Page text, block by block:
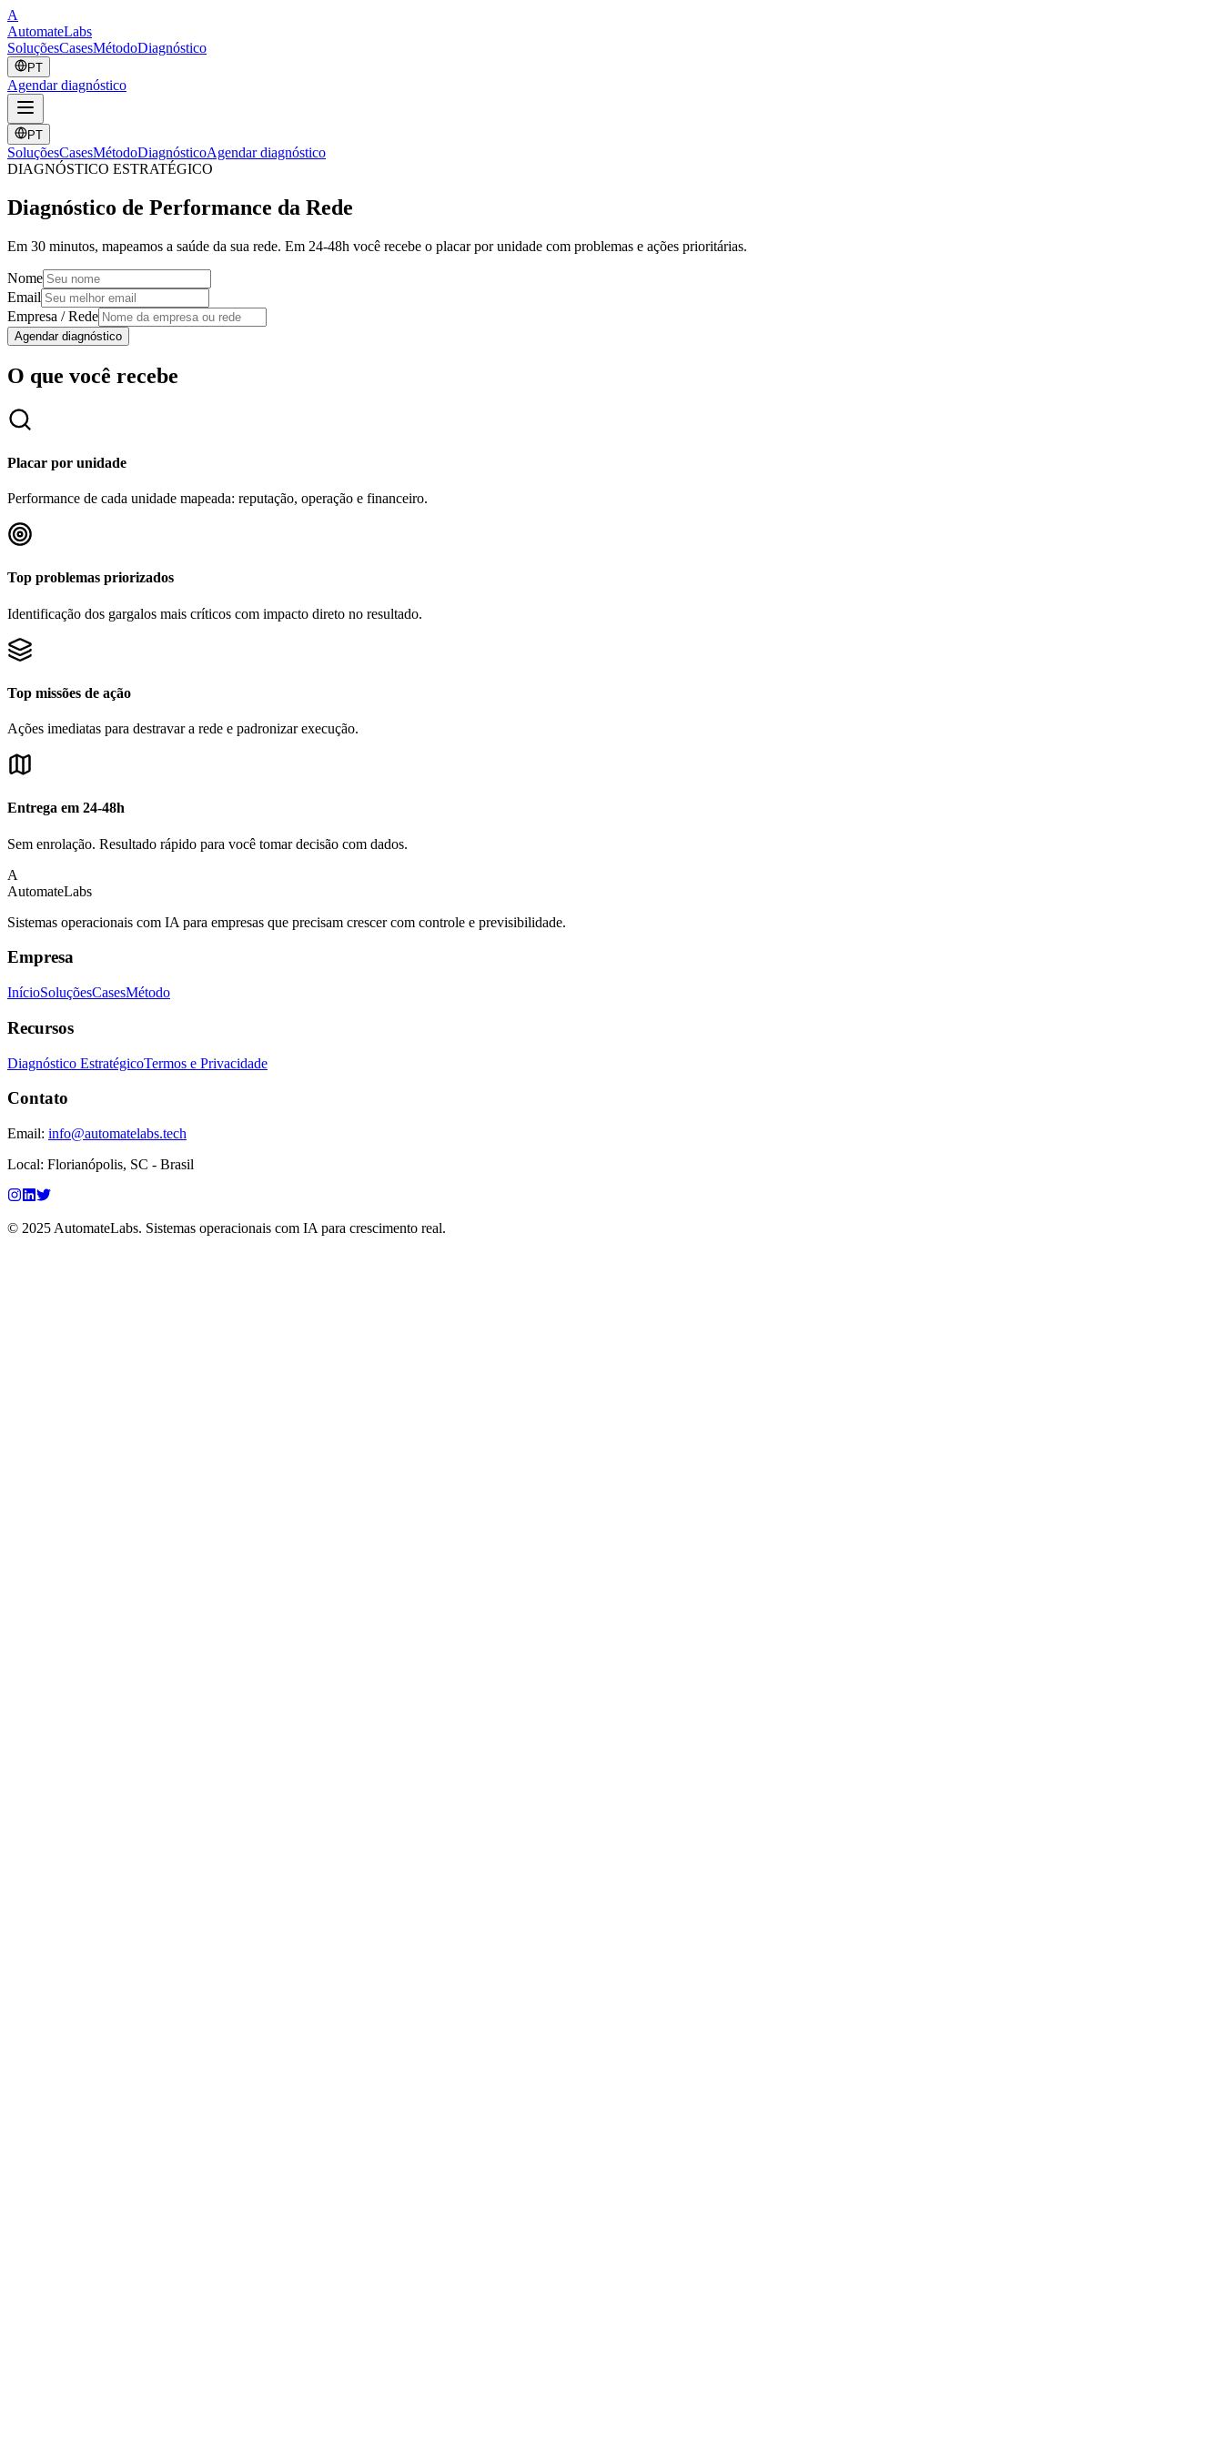
A
AutomateLabs
SoluçõesCasesMétodoDiagnóstico
PT
Agendar diagnóstico
PT
SoluçõesCasesMétodoDiagnósticoAgendar diagnóstico
DIAGNÓSTICO ESTRATÉGICO
Diagnóstico de Performance da Rede
Em 30 minutos, mapeamos a saúde da sua rede. Em 24-48h você recebe o placar por unidade com problemas e ações prioritárias.
Nome
Email
Empresa / Rede
Agendar diagnóstico
O que você recebe
Placar por unidade
Performance de cada unidade mapeada: reputação, operação e financeiro.
Top problemas priorizados
Identificação dos gargalos mais críticos com impacto direto no resultado.
Top missões de ação
Ações imediatas para destravar a rede e padronizar execução.
Entrega em 24-48h
Sem enrolação. Resultado rápido para você tomar decisão com dados.
A
AutomateLabs
Sistemas operacionais com IA para empresas que precisam crescer com controle e previsibilidade.
Empresa
InícioSoluçõesCasesMétodo
Recursos
Diagnóstico EstratégicoTermos e Privacidade
Contato
Email: info@automatelabs.tech
Local: Florianópolis, SC - Brasil
© 2025 AutomateLabs. Sistemas operacionais com IA para crescimento real.